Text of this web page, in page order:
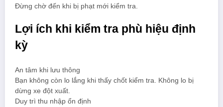
Đừng chờ đến khi bị phạt mới kiểm tra.
Lợi ích khi kiểm tra phù hiệu định
kỳ
An tâm khi lưu thông
Bạn không còn lo lắng khi thấy chốt kiểm tra. Không lo bị
dừng xe đột xuất.
Duy trì thu nhập ổn định